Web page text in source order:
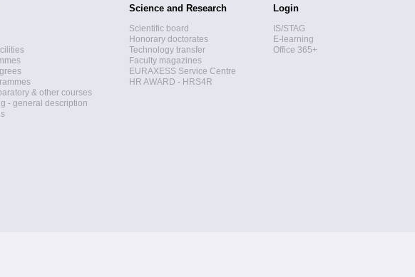
& other courses
- general description
Science and Research
Scientific board
Honorary doctorates
Technology transfer
Faculty magazines
EURAXESS Service Centre
HR AWARD - HRS4R
Login
IS/STAG
E-learning
Office 365+